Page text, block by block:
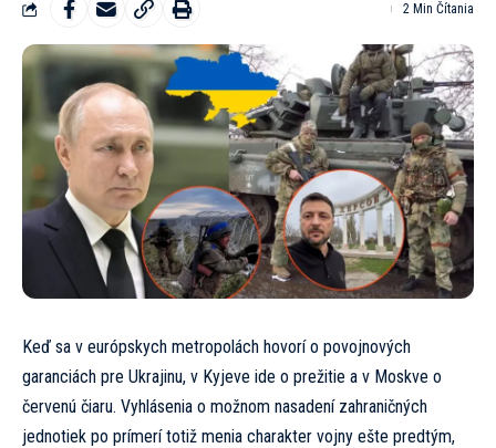
2 Min Čítania
Keď sa v európskych metropolách hovorí o povojnových
garanciách pre Ukrajinu, v Kyjeve ide o prežitie a v Moskve o
červenú čiaru. Vyhlásenia o možnom nasadení zahraničných
jednotiek po prímerí totiž menia charakter vojny ešte predtým,